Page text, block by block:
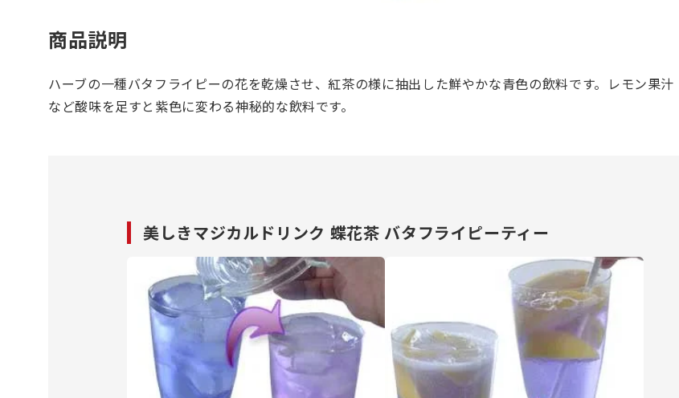
商品説明
ハーブの一種バタフライピーの花を乾燥させ、紅茶の様に抽出した鮮やかな青色の飲料です。レモン果汁
など酸味を足すと紫色に変わる神秘的な飲料です。
美しきマジカルドリンク 蝶花茶 バタフライピーティー